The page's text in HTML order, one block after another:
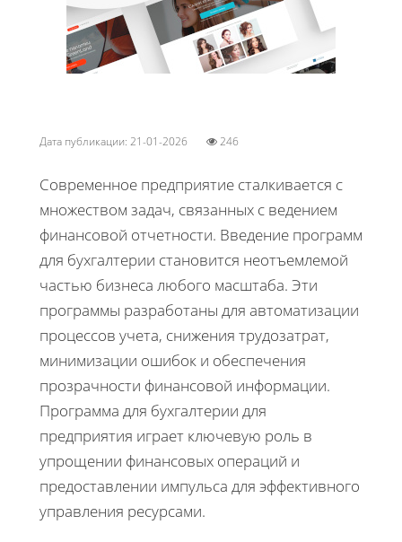
Дата публикации: 21-01-2026 246
Современное предприятие сталкивается с
множеством задач, связанных с ведением
финансовой отчетности. Введение программ
для бухгалтерии становится неотъемлемой
частью бизнеса любого масштаба. Эти
программы разработаны для автоматизации
процессов учета, снижения трудозатрат,
минимизации ошибок и обеспечения
прозрачности финансовой информации.
Программа для бухгалтерии для
предприятия играет ключевую роль в
упрощении финансовых операций и
предоставлении импульса для эффективного
управления ресурсами.